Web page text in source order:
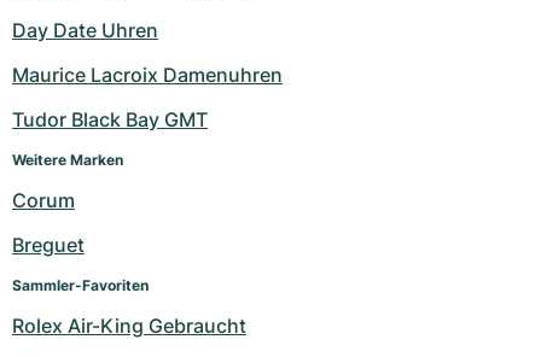
Day Date Uhren
Maurice Lacroix Damenuhren
Tudor Black Bay GMT
Weitere Marken
Corum
Breguet
Sammler-Favoriten
Rolex Air-King Gebraucht